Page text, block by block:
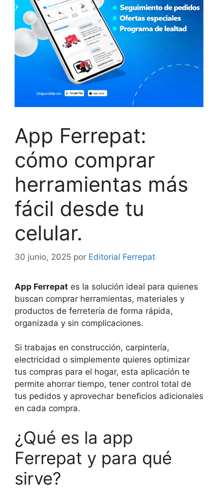
App Ferrepat:
cómo comprar
herramientas más
fácil desde tu
celular.
30 junio, 2025 por Editorial Ferrepat
App Ferrepat es la solución ideal para quienes
buscan comprar herramientas, materiales y
productos de ferretería de forma rápida,
organizada y sin complicaciones.
Si trabajas en construcción, carpintería,
electricidad o simplemente quieres optimizar
tus compras para el hogar, esta aplicación te
permite ahorrar tiempo, tener control total de
tus pedidos y aprovechar beneficios adicionales
en cada compra.
¿Qué es la app
Ferrepat y para qué
sirve?